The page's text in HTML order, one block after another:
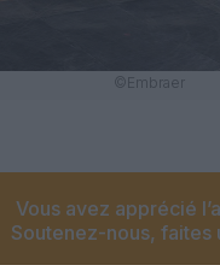
©Embraer
Vous avez apprécié
Soutenez-nous, faites